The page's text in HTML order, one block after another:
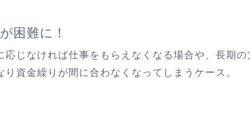
困難に！
じなければ仕事をもらえなくなる場合や、長期の
資金繰りが間に合わなくなってしまうケース。